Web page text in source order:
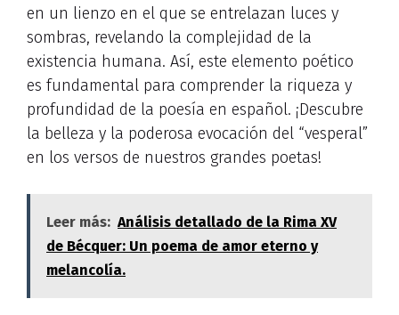
en un lienzo en el que se entrelazan luces y
sombras, revelando la complejidad de la
existencia humana. Así, este elemento poético
es fundamental para comprender la riqueza y
profundidad de la poesía en español. ¡Descubre
la belleza y la poderosa evocación del “vesperal”
en los versos de nuestros grandes poetas!
Leer más: Análisis detallado de la Rima XV
de Bécquer: Un poema de amor eterno y
melancolía.